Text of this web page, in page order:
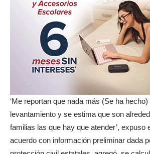
‘Me reportan que nada más (Se ha
levantamiento y se estima que son
familias las que hay que atender’, expuso
acuerdo con información preliminar dada